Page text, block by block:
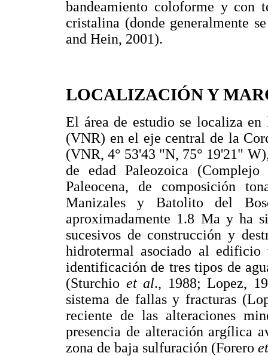
bandeamiento coloforme y con
cristalina (donde generalmente
and Hein, 2001).
LOCALIZACIÓN Y
El área de estudio se localiza
(VNR) en el eje central de la
(VNR, 4° 53'43 "N, 75° 19'21"
de edad Paleozoica
Paleocena, de composición
Manizales y Batolito del
aproximadamente 1.8 Ma y ha
sucesivos de construcción y
hidrotermal asociado al
identificación de tres tipos de
(Sturchio et al., 1988; Lopez,
sistema de fallas y fracturas
reciente de las alteraciones
presencia de alteración argílica
zona de baja sulfuración (Forero